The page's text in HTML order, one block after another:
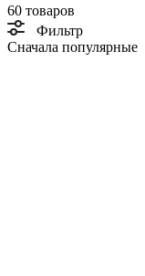
60 товаров
Фильтр
Сначала популярные